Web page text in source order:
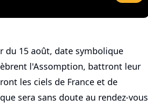
du 15 août, date symbolique
l'Assomption, battront leur
les ciels de France et de
sera sans doute au rendez-vous